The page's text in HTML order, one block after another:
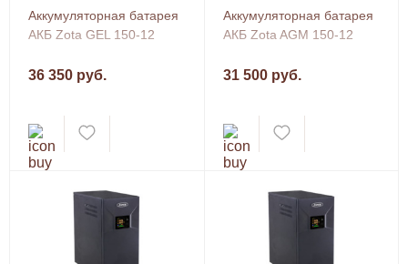
Аккумуляторная батарея
АКБ Zota GEL 150-12
36 350 руб.
Аккумуляторная батарея
АКБ Zota AGM 150-12
31 500 руб.